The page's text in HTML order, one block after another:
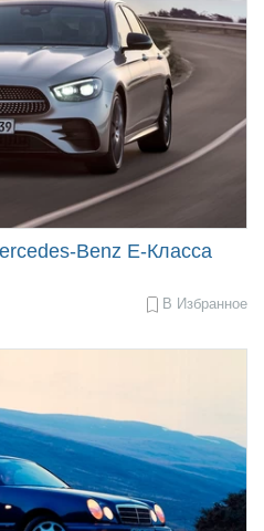
Benz E-Класса
В Избранное